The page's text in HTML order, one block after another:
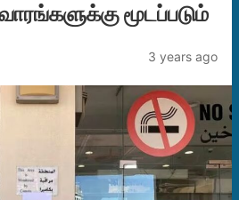
மூடப்படும்
3 years ago